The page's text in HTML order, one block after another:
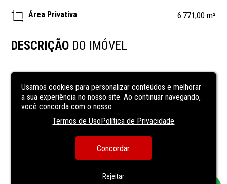
Área Privativa 6.771,00 m²
DESCRIÇÃO DO IMÓVEL
terreno com 03 frentes, área aprox. 6.771m²,
Nas Proximidades Do Centro Do Eusébio, Alphaville,
Banco, Supermercados, Industrias, Frente para CE-040.
CARACTERÍSTICASDA UNIDADE
Usamos cookies para personalizar conteúdos e melhorar
a sua experiência no nosso site. Ao continuar navegando,
você concorda com o nosso
Termos de UsoPolítica de Privacidade
Concordar
Rejeitar